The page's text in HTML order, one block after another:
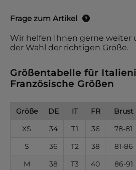
Frage zum Artikel
Wir helfen Ihnen gerne weiter
der Wahl der richtigen Größe.
Größentabelle für
Französische Größen
Größe DE IT FR Brust
XS
34 T1 36 78-81
S
36 T2 38 81-86
M
38 T3 40 86-91